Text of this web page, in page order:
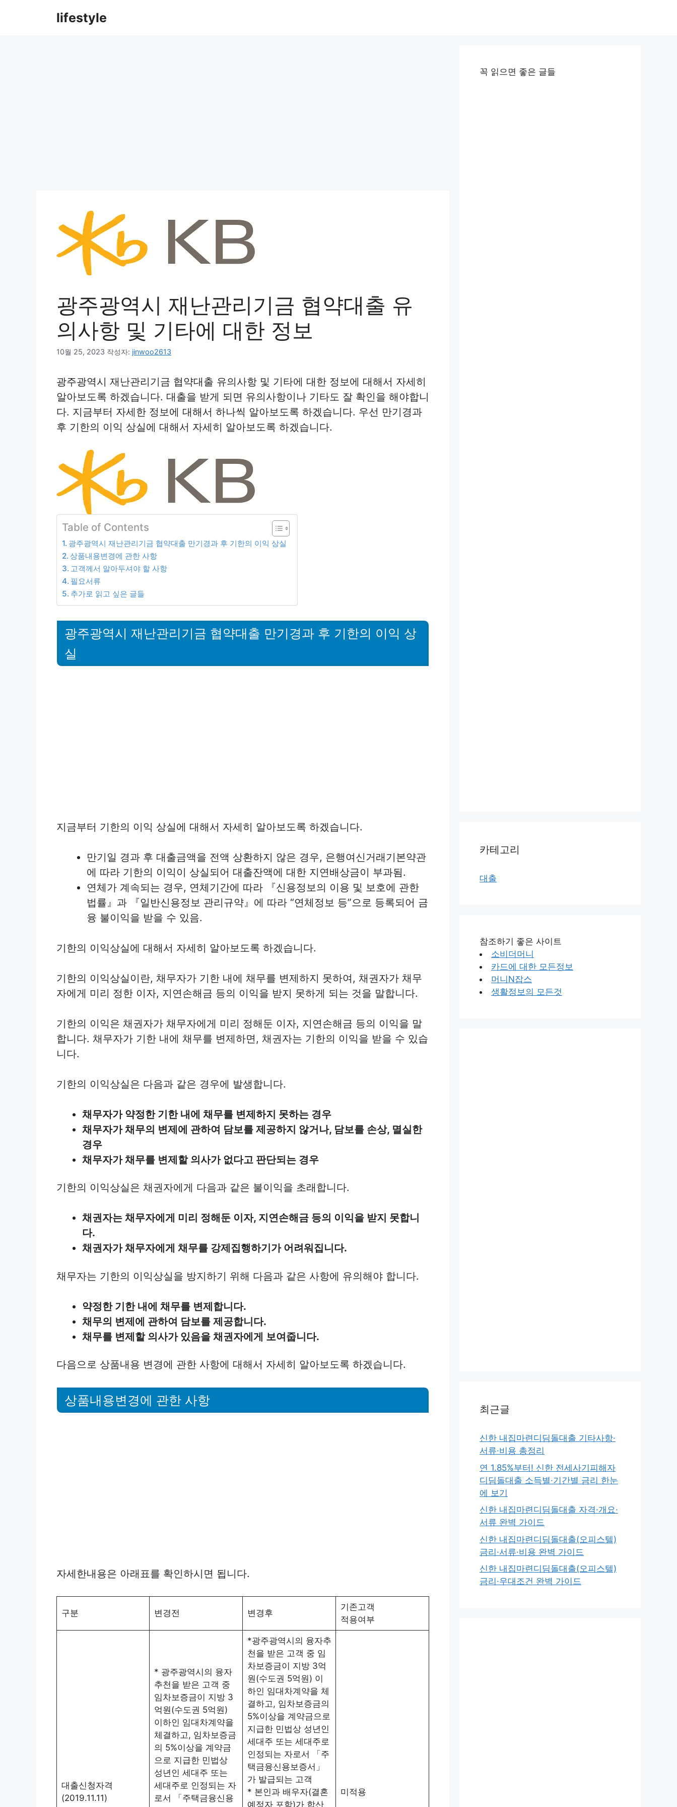
lifestyle
광주광역시 재난관리기금 협약대출 유
의사항 및 기타에 대한 정보
10월 25, 2023 작성자: jinwoo2613
광주광역시 재난관리기금 협약대출 유의사항 및 기타에 대한 정보에 대해서 자세히
알아보도록 하겠습니다. 대출을 받게 되면 유의사항이나 기타도 잘 확인을 해야합니
다. 지금부터 자세한 정보에 대해서 하나씩 알아보도록 하겠습니다. 우선 만기경과
후 기한의 이익 상실에 대해서 자세히 알아보도록 하겠습니다.
Table of Contents
광주광역시 재난관리기금 협약대출 만기경과 후 기한의 이익 상실
상품내용변경에 관한 사항
고객께서 알아두셔야 할 사항
필요서류
추가로 읽고 싶은 글들
광주광역시 재난관리기금 협약대출 만기경과 후 기한의 이익 상
실
지금부터 기한의 이익 상실에 대해서 자세히 알아보도록 하겠습니다.
만기일 경과 후 대출금액을 전액 상환하지 않은 경우, 은행여신거래기본약관
에 따라 기한의 이익이 상실되어 대출잔액에 대한 지연배상금이 부과됨.
연체가 계속되는 경우, 연체기간에 따라 『신용정보의 이용 및 보호에 관한
법률』과 『일반신용정보 관리규약』에 따라 “연체정보 등”으로 등록되어 금
융 불이익을 받을 수 있음.
기한의 이익상실에 대해서 자세히 알아보도록 하겠습니다.
기한의 이익상실이란, 채무자가 기한 내에 채무를 변제하지 못하여, 채권자가 채무
자에게 미리 정한 이자, 지연손해금 등의 이익을 받지 못하게 되는 것을 말합니다.
기한의 이익은 채권자가 채무자에게 미리 정해둔 이자, 지연손해금 등의 이익을 말
합니다. 채무자가 기한 내에 채무를 변제하면, 채권자는 기한의 이익을 받을 수 있습
니다.
기한의 이익상실은 다음과 같은 경우에 발생합니다.
채무자가 약정한 기한 내에 채무를 변제하지 못하는 경우
채무자가 채무의 변제에 관하여 담보를 제공하지 않거나, 담보를 손상, 멸실한
경우
채무자가 채무를 변제할 의사가 없다고 판단되는 경우
기한의 이익상실은 채권자에게 다음과 같은 불이익을 초래합니다.
채권자는 채무자에게 미리 정해둔 이자, 지연손해금 등의 이익을 받지 못합니
다.
채권자가 채무자에게 채무를 강제집행하기가 어려워집니다.
채무자는 기한의 이익상실을 방지하기 위해 다음과 같은 사항에 유의해야 합니다.
약정한 기한 내에 채무를 변제합니다.
채무의 변제에 관하여 담보를 제공합니다.
채무를 변제할 의사가 있음을 채권자에게 보여줍니다.
다음으로 상품내용 변경에 관한 사항에 대해서 자세히 알아보도록 하겠습니다.
상품내용변경에 관한 사항
자세한내용은 아래표를 확인하시면 됩니다.
구분 변경전 변경후
기존고객
적용여부
대출신청자격
(2019.11.11)
* 광주광역시의 융자
추천을 받은 고객 중
임차보증금이 지방 3
억원(수도권 5억원)
이하인 임대차계약을
체결하고, 임차보증금
의 5%이상을 계약금
으로 지급한 민법상
성년인 세대주 또는
세대주로 인정되는 자
로서 「주택금융신용
*광주광역시의 융자추
천을 받은 고객 중 임
차보증금이 지방 3억
원(수도권 5억원) 이
하인 임대차계약을 체
결하고, 임차보증금의
5%이상을 계약금으로
지급한 민법상 성년인
세대주 또는 세대주로
인정되는 자로서 「주
택금융신용보증서」
가 발급되는 고객
* 본인과 배우자(결혼
예정자 포함)가 합산
미적용
꼭 읽으면 좋은 글들
카테고리
대출
참조하기 좋은 사이트
소비더머니
카드에 대한 모든정보
머니N잡스
생활정보의 모든것
최근글
신한 내집마련디딤돌대출 기타사항·
서류·비용 총정리
연 1.85%부터! 신한 전세사기피해자
디딤돌대출 소득별·기간별 금리 한눈
에 보기
신한 내집마련디딤돌대출 자격·개요·
서류 완벽 가이드
신한 내집마련디딤돌대출(오피스텔)
금리·서류·비용 완벽 가이드
신한 내집마련디딤돌대출(오피스텔)
금리·우대조건 완벽 가이드